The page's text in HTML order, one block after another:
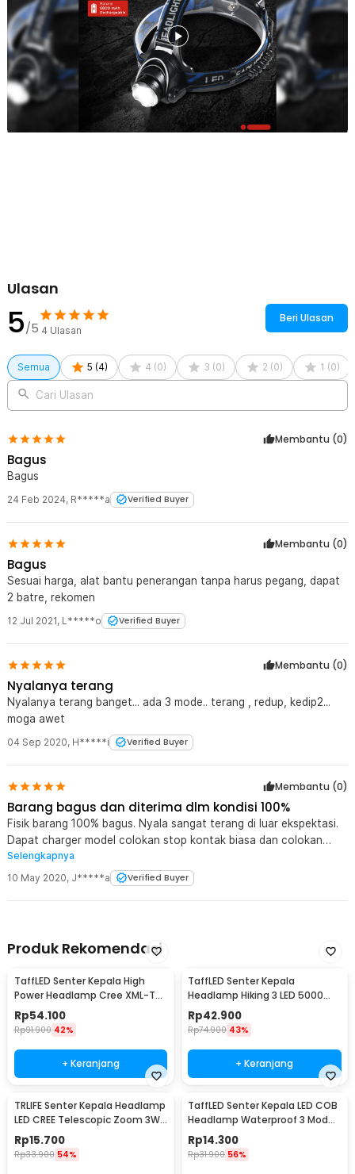
ringan membuat headlamp nyaman dipakai dalam waktu lama tanpa
terasa membebani kepala.
Kelengkapan Produk
Rincian yang Anda dapatkan untuk pembelian produk ini:
1 x TaffLED Senter Kepala Headlamp LED Waterproof 500
1 x Adaptor Daya EU Plug
Ulasan
5/5 4 Ulasan
Beri Ulasan
Semua 5 (4) 4 (0) 3 (0) 2 (0) 1 (0)
Cari Ulasan
Membantu (0)
Bagus
Bagus
24 Feb 2024, R*****a Verified Buyer
Membantu (0)
Bagus
Sesuai harga, alat bantu penerangan tanpa harus pegang, dapat
2 batre, rekomen
12 Jul 2021, L*****o Verified Buyer
Membantu (0)
Nyalanya terang
Nyalanya terang banget... ada 3 mode.. terang , redup, kedip2...
moga awet
04 Sep 2020, H*****i Verified Buyer
Membantu (0)
Barang bagus dan diterima dlm kondisi 100%
Fisik barang 100% bagus. Nyala sangat terang di luar ekspektasi.
Dapat charger model colokan stop kontak biasa dan colokan
lighter mobil. Dapat baterai 2x 18650 (besar).
Selengkapnya
10 May 2020, J*****a Verified Buyer
Produk Rekomendasi
TaffLED Senter Kepala High
Power Headlamp Cree XML-T6
1000 Lumens - HE60
Rp54.100
Rp91.900 42%
+ Keranjang
TaffLED Senter Kepala
Headlamp Hiking 3 LED 5000
Lumens Cree XM-L T6 - HP05
Rp42.900
Rp74.900 43%
+ Keranjang
TRLIFE Senter Kepala Headlamp
LED CREE Telescopic Zoom 3W
160 Lumens - HE06
Rp15.700
Rp33.900 54%
TaffLED Senter Kepala LED COB
Headlamp Waterproof 3 Mode
400 Lumens - CH-2016
Rp14.300
Rp31.900 56%